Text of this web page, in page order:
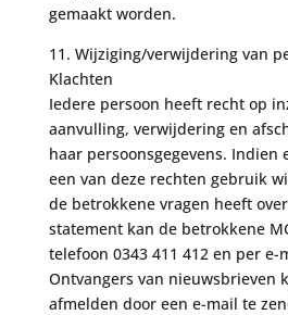
gemaakt worden.
11. Wijziging/verwijdering van
Klachten
Iedere persoon heeft recht op
aanvulling, verwijdering en
haar persoonsgegevens. Indien
een van deze rechten gebruik
de betrokkene vragen heeft
statement kan de betrokkene
telefoon 0343 411 412 en per e-
Ontvangers van nieuwsbrieven
afmelden door een e-mail te